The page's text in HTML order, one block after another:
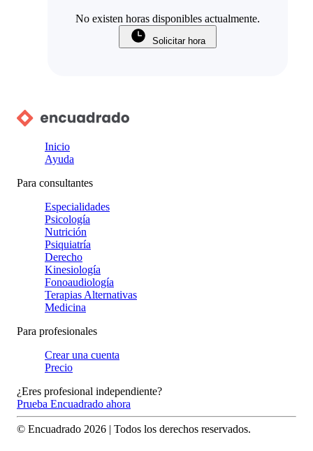
No existen horas disponibles actualmente.
Solicitar hora
Inicio
Ayuda
Para consultantes
Especialidades
Psicología
Nutrición
Psiquiatría
Derecho
Kinesiología
Fonoaudiología
Terapias Alternativas
Medicina
Para profesionales
Crear una cuenta
Precio
¿Eres profesional independiente?
Prueba Encuadrado ahora
© Encuadrado 2026 | Todos los derechos reservados.